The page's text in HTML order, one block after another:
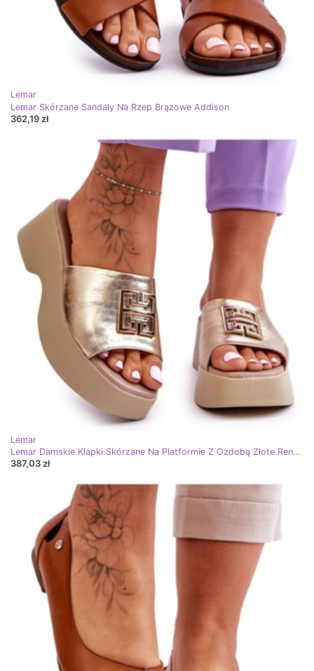
Lemar
Lemar Skórzane Sandały Na Rzep Brązowe Addison
362,19 zł
Lemar
Lemar Damskie Klapki Skórzane Na Platformie Z Ozdobą Złote Renna złoty
387,03 zł